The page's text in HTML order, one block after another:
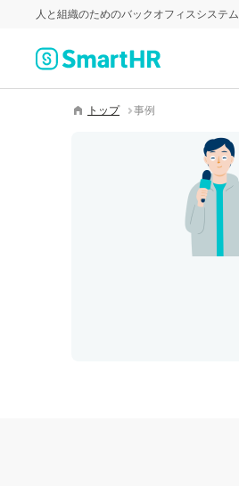
人と組織のためのバックオフィスシステム
トップ 事例